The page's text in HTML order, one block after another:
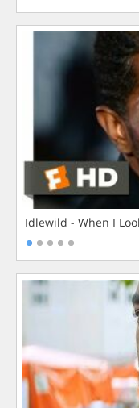
Idlewild - When I